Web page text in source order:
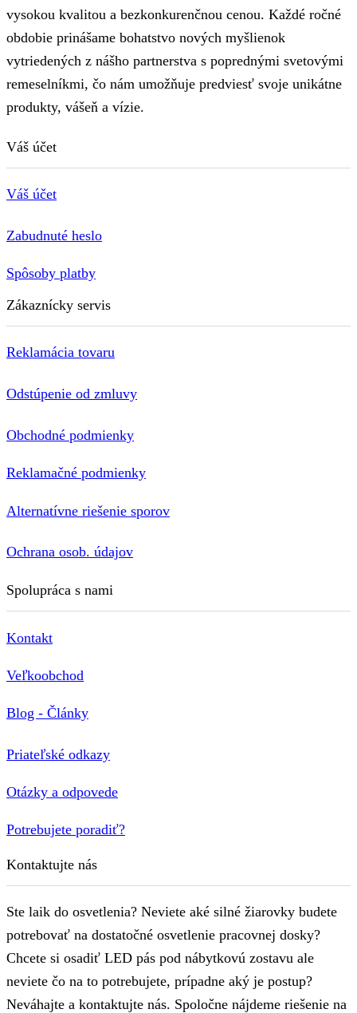
vysokou kvalitou a bezkonkurenčnou cenou. Každé ročné
obdobie prinášame bohatstvo nových myšlienok
vytriedených z nášho partnerstva s poprednými svetovými
remeselníkmi, čo nám umožňuje predviesť svoje unikátne
produkty, vášeň a vízie.
Váš účet
Váš účet
Zabudnuté heslo
Spôsoby platby
Zákaznícky servis
Reklamácia tovaru
Odstúpenie od zmluvy
Obchodné podmienky
Reklamačné podmienky
Alternatívne riešenie sporov
Ochrana osob. údajov
Spolupráca s nami
Kontakt
Veľkoobchod
Blog - Články
Priateľské odkazy
Otázky a odpovede
Potrebujete poradiť?
Kontaktujte nás
Ste laik do osvetlenia? Neviete aké silné žiarovky budete
potrebovať na dostatočné osvetlenie pracovnej dosky?
Chcete si osadiť LED pás pod nábytkovú zostavu ale
neviete čo na to potrebujete, prípadne aký je postup?
Neváhajte a kontaktujte nás. Spoločne nájdeme riešenie na